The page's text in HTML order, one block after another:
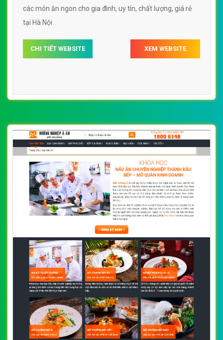
các món ăn ngon cho gia đình, uy tín, chất lượng, giá rẻ
tại Hà Nội
CHI TIẾT WEBSITE XEM WEBSITE